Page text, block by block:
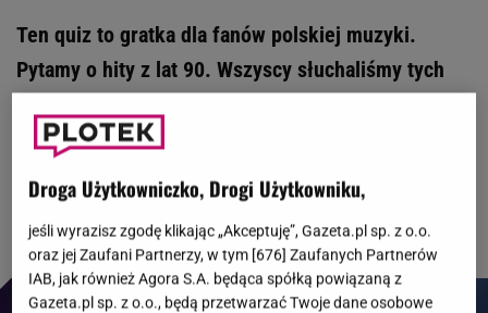
Ten quiz to gratka dla fanów polskiej muzyki.
Pytamy o hity z lat 90. Wszyscy słuchaliśmy tych
ty? Odpowiedz na 13 pytań i zawalcz o komplet
punktów. Powodzenia!
Droga Użytkowniczko, Drogi Użytkowniku,
jeśli wyrazisz zgodę klikając „Akceptuję”, Gazeta.pl sp. z o.o.
oraz jej Zaufani Partnerzy, w tym [676] Zaufanych Partnerów
IAB, jak również Agora S.A. będąca spółką powiązaną z
Gazeta.pl sp. z o.o., będą przetwarzać Twoje dane osobowe